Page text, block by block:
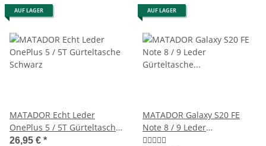
AUF LAGER
MATADOR Echt Leder
OnePlus 5 / 5T Gürteltasche
Schwarz
26,95 € *
AUF LAGER
MATADOR Galaxy S20 FE
Note 8 / 9 Leder
Gürteltasche Quertasche